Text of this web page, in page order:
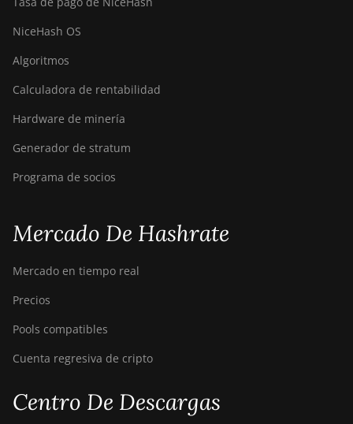
NiceHash OS
Algoritmos
Calculadora de rentabilidad
Hardware de minería
Generador de stratum
Programa de socios
Mercado De Hashrate
Mercado en tiempo real
Precios
Pools compatibles
Cuenta regresiva de cripto
Centro De Descargas